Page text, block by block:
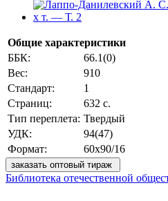
Общие характеристики
ББК:
66.1(0)
Вес:
910
Стандарт:
1
Страниц:
632 с.
Тип переплета: Твердый
УДК:
94(47)
Формат:
60х90/16
заказать оптовый тираж
Библиотека отечественной